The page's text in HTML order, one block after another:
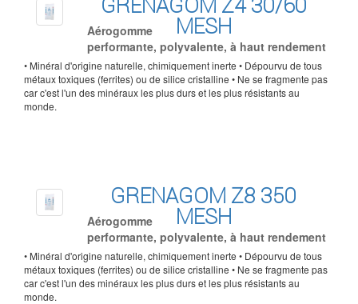
MESH
Aérogomme
performante, polyvalente, à haut rendement
• Minéral d'origine naturelle, chimiquement inerte • Dépourvu de tous
métaux toxiques (ferrites) ou de silice cristalline • Ne se fragmente pas
car c'est l'un des minéraux les plus durs et les plus résistants au
monde.
GRENAGOM Z8 350
MESH
Aérogomme
performante, polyvalente, à haut rendement
• Minéral d'origine naturelle, chimiquement inerte • Dépourvu de tous
métaux toxiques (ferrites) ou de silice cristalline • Ne se fragmente pas
car c'est l'un des minéraux les plus durs et les plus résistants au
monde.